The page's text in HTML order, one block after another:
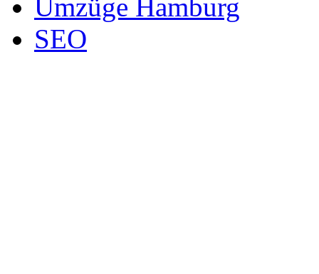
Umzüge Hamburg
SEO